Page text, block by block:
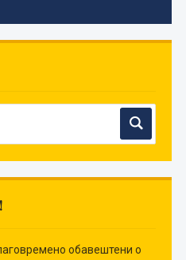
обавештени о